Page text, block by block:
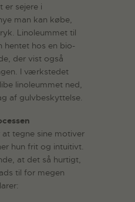
er sejere i
man kan købe,
Linoleummet til
hentet hos en bio-
der vist også
I værkstedet
linoleummet ned,
af gulvbeskyttelse.
tegne sine motiver
hun frit og intuitivt.
at det så hurtigt,
til for megen